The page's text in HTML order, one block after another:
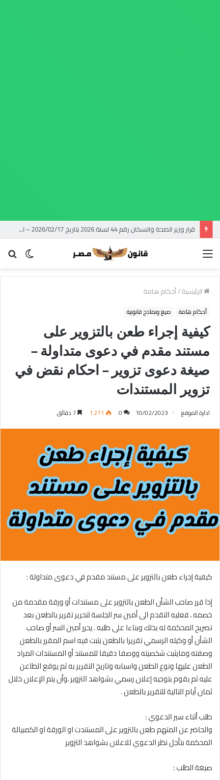
قرار وزير الصحة والسكان رقم 44 لسنة 2026 بتاريخ 2026/02/17 – الوقائع المصرية – العدد 39 تابع (ج) بشأن استبدال الجداول الملحقة بالقانون رقم 182 لسنة 1960 فى شأن مكافحة المخدرات وتنظيم استعمالها والاتجار فيها – قرار وزير الصحة الجديد بشأن جداول المخدرات 2026
الوضع
القائمة
الرئيسية/أحكام هامة
أحكام هامة صيغ ونماذج قانونية
كيفية إجراء طعن بالتزوير على
مستند مقدم في دعوى متداولة –
صيغة دعوى تزوير – احكام نقض في
تزوير المستندات
ادارة الموقع 10/02/2023
0 1٬271
كيفية إجراء طعن بالتزوير على مستند مقدم في دعوى متداولة :
إذا قرر صاحب الشأن الطعن بالتزوير على مستندات أو ورقة مقدمة من
خصمه ، فعليه التقدم الى أمين سر الجلسة لتحرير تقرير بالطعن بعد
تصريح المحكمة له بذلك وبناءا على طلبه . يحرر أمين السر أو صاحب
الشأن أو وكيله الرسمي تقريرا بالطعن يثبت فيه اسم المقرر بالطعن
وصفته ومايثبت شخصيته ووصفا دقيقا للمستند أو المستندات المراد
الطعن عليها ونوع الطعن واسبابه وتاريخ التقرير به ثم يوقع الطاعن
عليه ثم يقوم بتوجيه إعلان رسمي بشواهد التزوير ،وأن يتم الإعلان خلال
ثمان أيام التالية للتقرير بالطعن .
طلب أثناء سير الدعوي :
والحاضر عن المتهم طعن بالتزوير على المستندت او الورقة او الكمبيالة
المحكمة بتأجل نظر الدعوي للاعلان بشواهد التزوير
صيغة الطلب :